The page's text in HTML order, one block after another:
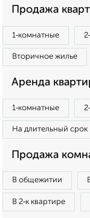
Продажа
1‑комнатные
Вторичное жилье
Аренда
1‑комнатные
На длительный срок
Продажа
В общежитии
В 2‑к квартире